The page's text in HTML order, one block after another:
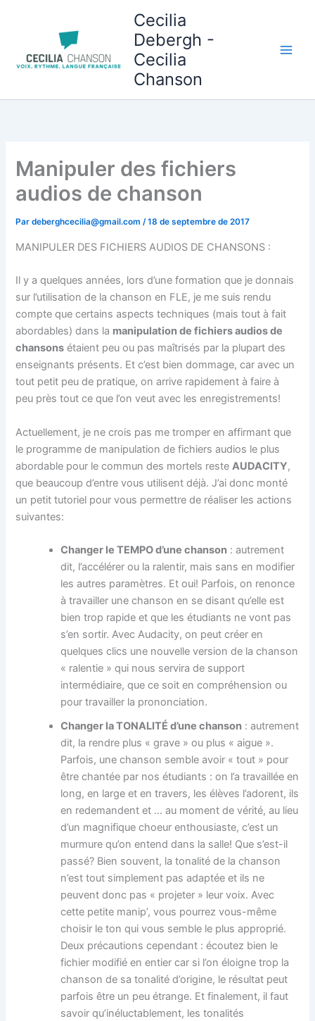
Cecilia
Debergh -
Cecilia
Chanson
Manipuler des fichiers
audios de chanson
Pardeberghcecilia@gmail.com/18 de septembre de 2017
MANIPULER DES FICHIERS AUDIOS DE CHANSONS :
Il y a quelques années, lors d’une formation que je donnais
sur l’utilisation de la chanson en FLE, je me suis rendu
compte que certains aspects techniques (mais tout à fait
abordables) dans la manipulation de fichiers audios de
chansons étaient peu ou pas maîtrisés par la plupart des
enseignants présents. Et c’est bien dommage, car avec un
tout petit peu de pratique, on arrive rapidement à faire à
peu près tout ce que l’on veut avec les enregistrements!
Actuellement, je ne crois pas me tromper en affirmant que
le programme de manipulation de fichiers audios le plus
abordable pour le commun des mortels resteAUDACITY,
que beaucoup d’entre vous utilisent déjà. J’ai donc monté
un petit tutoriel pour vous permettre de réaliser les actions
suivantes:
Changer le TEMPO d’une chanson : autrement
dit, l’accélérer ou la ralentir, mais sans en modifier
les autres paramètres. Et oui! Parfois, on renonce
à travailler une chanson en se disant qu’elle est
bien trop rapide et que les étudiants ne vont pas
s’en sortir. Avec Audacity, on peut créer en
quelques clics une nouvelle version de la chanson
« ralentie » qui nous servira de support
intermédiaire, que ce soit en compréhension ou
pour travailler la prononciation.
Changer la TONALITÉ d’une chanson : autrement
dit, la rendre plus « grave » ou plus « aigue ».
Parfois, une chanson semble avoir « tout » pour
être chantée par nos étudiants : on l’a travaillée en
long, en large et en travers, les élèves l’adorent, ils
en redemandent et … au moment de vérité, au lieu
d’un magnifique choeur enthousiaste, c’est un
murmure qu’on entend dans la salle! Que s’est-il
passé? Bien souvent, la tonalité de la chanson
n’est tout simplement pas adaptée et ils ne
peuvent donc pas « projeter » leur voix. Avec
cette petite manip’, vous pourrez vous-même
choisir le ton qui vous semble le plus approprié.
Deux précautions cependant : écoutez bien le
fichier modifié en entier car si l’on éloigne trop la
chanson de sa tonalité d’origine, le résultat peut
parfois être un peu étrange. Et finalement, il faut
savoir qu’inéluctablement, les tonalités